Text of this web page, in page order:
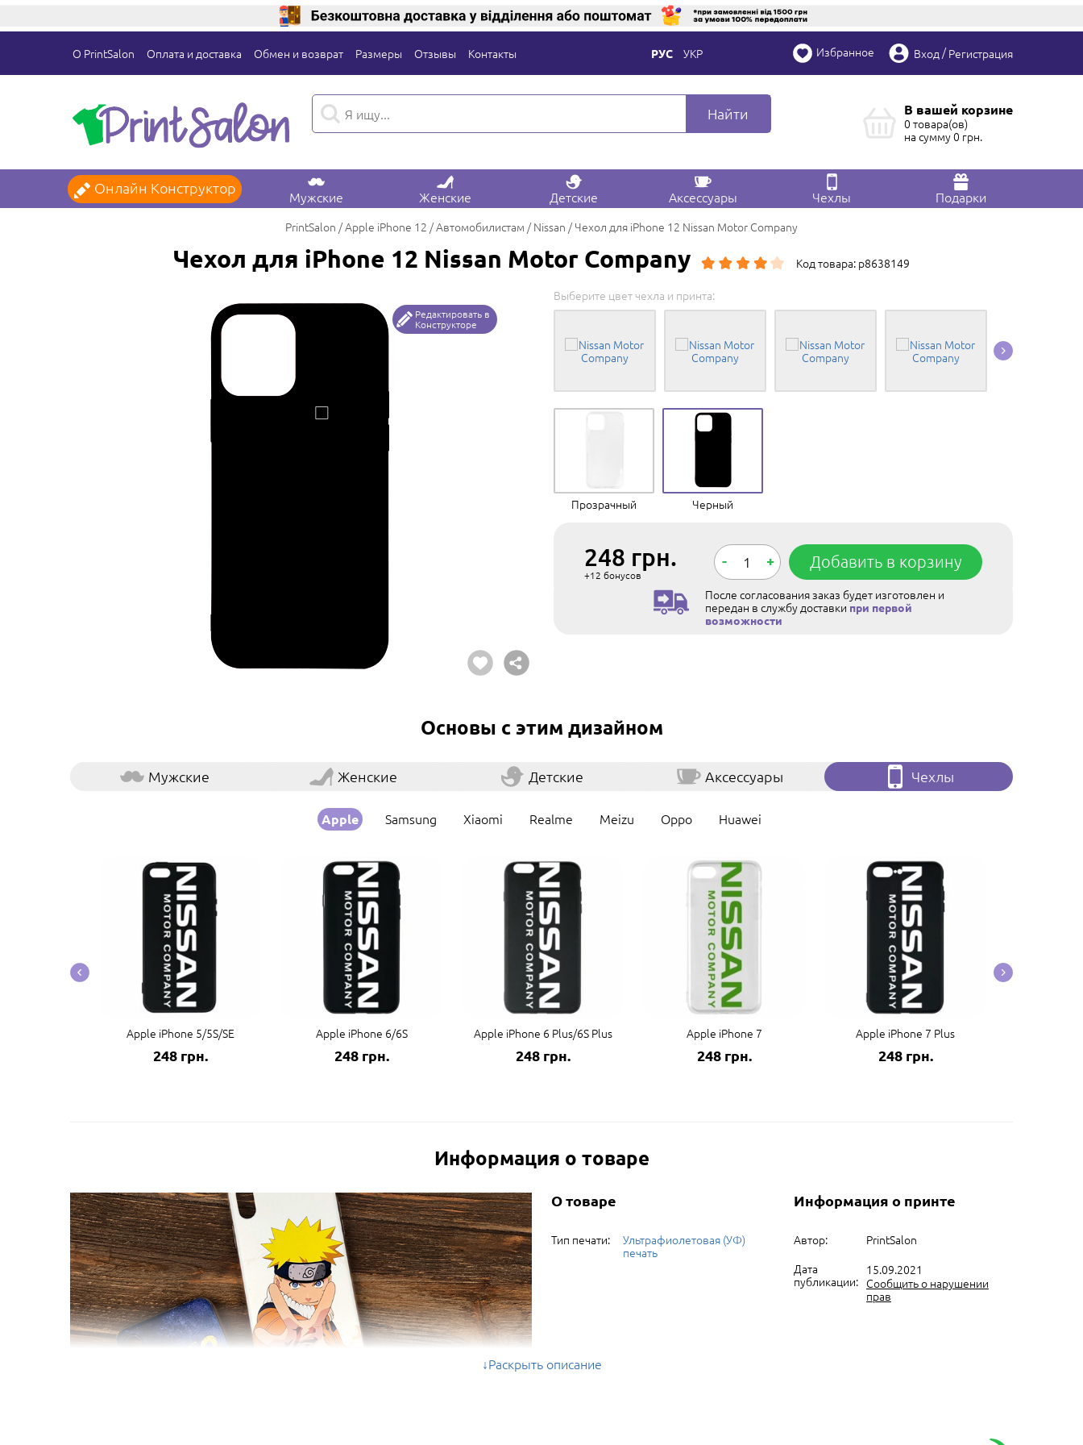
О PrintSalon Оплата и доставка Обмен и возврат Размеры Отзывы Контакты РУС УКР Избранное Вход /Регистрация
Найти В вашей корзине
0 товара(ов)
на сумму0 грн.
Онлайн Конструктор
Мужские Женские Детские Аксессуары Чехлы Подарки
PrintSalon Apple iPhone 12 Автомобилистам Nissan Чехол для iPhone 12 Nissan Motor Company
Чехол для iPhone 12 Nissan Motor Company Код товара: p8638149
Редактировать в
Конструкторе
Выберите цвет чехла и принта:
Прозрачный Черный
248 грн.
+12 бонусов
- + Добавить в корзину
После согласования заказ будет изготовлен и
передан в службу доставки при первой
возможности
Основы с этим дизайном
Мужские Женские Детские Аксессуары Чехлы
Apple Samsung Xiaomi Realme Meizu Oppo Huawei
Apple iPhone 5/5S/SE
248 грн.
Apple iPhone 6/6S
248 грн.
Apple iPhone 6 Plus/6S Plus
248 грн.
Apple iPhone 7
248 грн.
Apple iPhone 7 Plus
248 грн.
Информация о товаре
О товаре
Тип печати:
Ультрафиолетовая (УФ)
печать
Информация о принте
Автор:
PrintSalon
Дата
публикации:
15.09.2021
Сообщить о нарушении
прав
Раскрыть описание